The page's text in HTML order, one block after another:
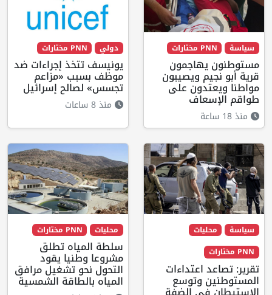
سياسة PNN مختارات
مستوطنون يهاجمون
قرية أبو نجيم ويصيبون
مواطنا ويعتدون على
طواقم الإسعاف
منذ 18 ساعة
دولي PNN مختارات
يونيسف تتخذ إجراءات ضد
موظف بسبب «مزاعم
تجسس» لصالح إسرائيل
منذ 8 ساعات
سياسة
محليات
PNN مختارات
تقرير: تصاعد اعتداءات
المستوطنين وتوسع
محليات PNN مختارات
سلطة المياه تطلق
مشروعا وطنيا يقود
التحول نحو تشغيل مرافق
المياه بالطاقة الشمسية